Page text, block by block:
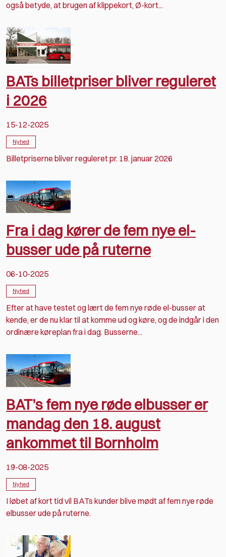
også betyde, at brugen af klippekort, Ø-kort...
BATs billetpriser bliver reguleret
i 2026
15-12-2025
Nyhed
Billetpriserne bliver reguleret pr. 18. januar 2026
Fra i dag kører de fem nye el-
busser ude på ruterne
06-10-2025
Nyhed
Efter at have testet og lært de fem nye røde el-busser at
kende, er de nu klar til at komme ud og køre, og de indgår i den
ordinære køreplan fra i dag. Busserne...
BAT’s fem nye røde elbusser er
mandag den 18. august
ankommet til Bornholm
19-08-2025
Nyhed
I løbet af kort tid vil BATs kunder blive mødt af fem nye røde
elbusser ude på ruterne.